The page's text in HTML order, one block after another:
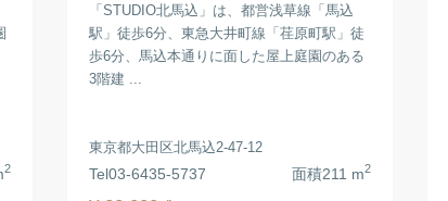
2
「STUDIO北馬込」は、都営浅草線「馬込
駅」徒歩6分、東急大井町線「荏原町駅」徒
歩6分、馬込本通りに面した屋上庭園のある
3階建 ...
東京都大田区北馬込2-47-12
Tel03‐6435-5737 面積211 m2